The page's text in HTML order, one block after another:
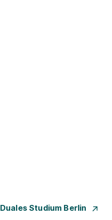
Duales Studium Berlin